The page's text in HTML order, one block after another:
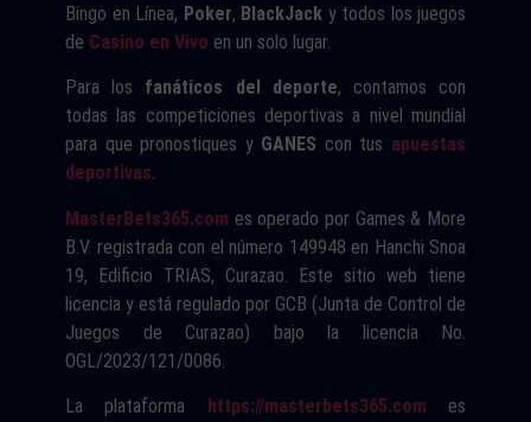
Bingo en Línea, Poker, BlackJack y todos los juegos
de Casino en Vivo en un solo lugar.
Para los fanáticos del deporte, contamos con
todas las competiciones deportivas a nivel mundial
para que pronostiques y GANES con tus apuestas
deportivas.
MasterBets365.com es operado por Games & More
B.V. registrada con el número 149948 en Hanchi Snoa
19, Edificio TRIAS, Curazao. Este sitio web tiene
licencia y está regulado por GCB (Junta de Control de
Juegos de Curazao) bajo la licencia No.
OGL/2023/121/0086.
La plataforma https://masterbets365.com es